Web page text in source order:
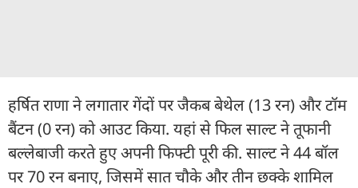
हर्षित राणा ने लगातार गेंदों पर जैकब बेथेल (13 रन) और टॉम
बैंटन (0 रन) को आउट किया. यहां से फिल साल्ट ने तूफानी
बल्लेबाजी करते हुए अपनी फिफ्टी पूरी की. साल्ट ने 44 बॉल
पर 70 रन बनाए, जिसमें सात चौके और तीन छक्के शामिल